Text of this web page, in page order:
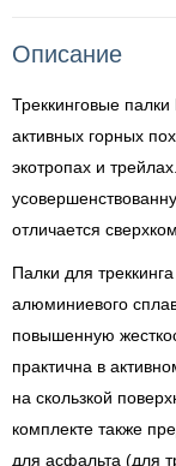
Описание
Треккинговые палки
активных горных
экотропах и
отличается
Палки для
алюминиевого
повышенную
практична в
на скользкой
комплекте также
для асфальта (для